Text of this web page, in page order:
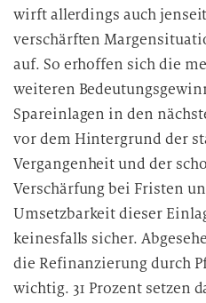
wirft allerdings auch
verschärften
auf. So erhoffen sich die
weiteren
Spareinlagen in den
vor dem Hintergrund der
Vergangenheit und der
Verschärfung bei Fristen
Umsetzbarkeit dieser
keinesfalls sicher.
die Refinanzierung durch
wichtig. 31 Prozent setzen